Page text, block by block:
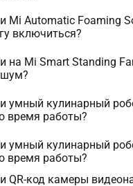
Mi Automatic Foaming
включиться?
на Mi Smart Standing
умный кулинарный
время работы?
умный кулинарный
время работы?
QR-код камеры